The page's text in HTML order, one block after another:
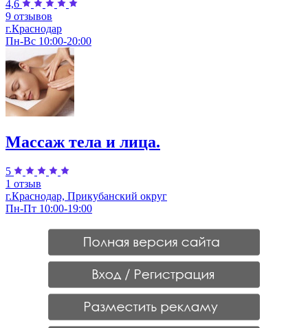
4,6
9 отзывов
г.Краснодар
Пн-Вс 10:00-20:00
Массаж тела и лица.
5
1 отзыв
г.Краснодар, Прикубанский округ
Пн-Пт 10:00-19:00